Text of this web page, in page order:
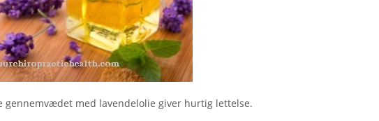
gennemvædet med lavendelolie giver hurtig lettelse.